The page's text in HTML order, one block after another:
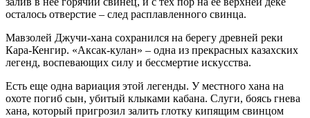
осталось отверстие – след расплавленного свинца.
Мавзолей Джучи-хана сохранился на берегу древней реки
Кара-Кенгир. «Аксак-кулан» – одна из прекрасных казахских
легенд, воспевающих силу и бессмертие искусства.
Есть еще одна вариация этой легенды. У местного хана на
охоте погиб сын, убитый клыками кабана. Слуги, боясь гнева
хана, который пригрозил залить глотку кипящим свинцом